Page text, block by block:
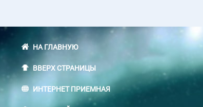
НА ГЛАВНУЮ
ВВЕРХ СТРАНИЦЫ
ИНТЕРНЕТ ПРИЕМНАЯ